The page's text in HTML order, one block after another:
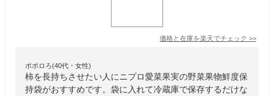
価格と在庫を楽天でチェック >>
ポポロろ(40代・女性)
柿を長持ちさせたい人にニプロ愛菜果実の野菜果物鮮度保
持袋がおすすめです。袋に入れて冷蔵庫で保存するだけな